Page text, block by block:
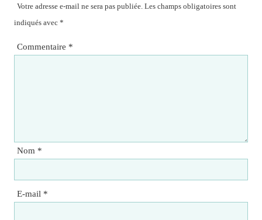
Votre adresse e-mail ne sera pas publiée. Les champs obligatoires sont
indiqués avec *
Commentaire *
Nom *
E-mail *